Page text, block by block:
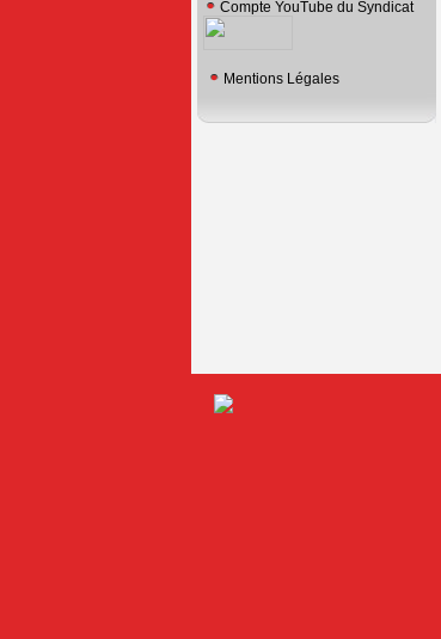
Compte YouTube du Syndicat
Mentions Légales